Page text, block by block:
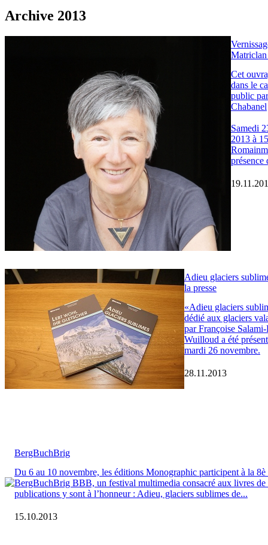
Archive 2013
Cet
dans le
public
Chabanel
Samedi
2013 à
présence
Adieu glaciers
la presse
«Adieu glaciers
dédié aux glaciers
par Françoise
Wuilloud a été
mardi 26 novembre.
28.11.2013
BergBuchBrig
Du 6 au 10 novembre, les éditions Monographic participent à la
BergBuchBrig BBB, un festival multimedia consacré aux livres de
publications y sont à l’honneur : Adieu, glaciers sublimes de...
15.10.2013